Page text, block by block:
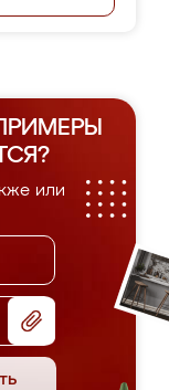
или